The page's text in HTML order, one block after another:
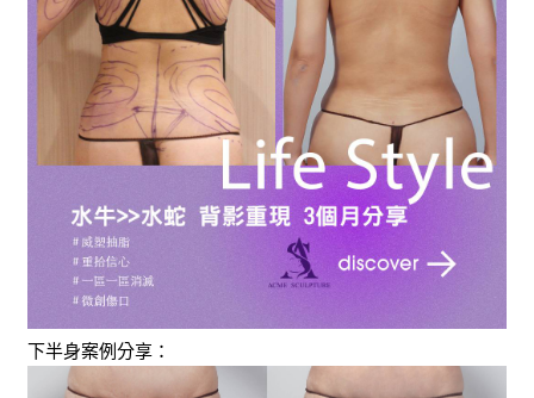
下半身案例分享：